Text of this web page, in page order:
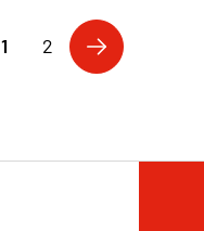
1 2